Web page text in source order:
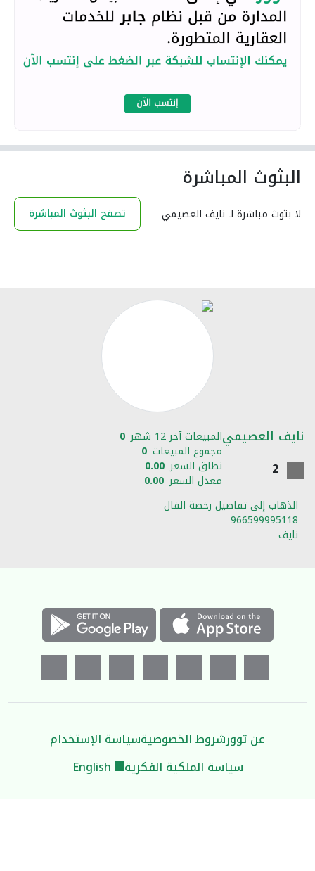
البثوث المباشرة
لا بثوث مباشرة لـ نايف العصيمي تصفح البثوث المباشرة
نايف العصيمي
2
المبيعات آخر 12 شهر 0
مجموع المبيعات 0
نطاق السعر 0.00
معدل السعر 0.00
الذهاب إلى تفاصيل رخصة الفال
966599995118
نايف
عن توورشروط الخصوصيةسياسة الإستخدام
سياسة الملكية الفكرية
English